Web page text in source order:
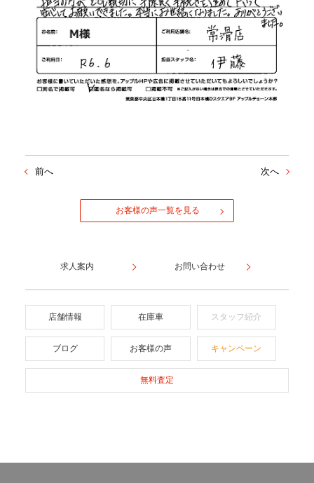
前へ 次へ
お客様の声一覧を見る
求人案内 お問い合わせ
店舗情報 在庫車 スタッフ紹介
ブログ お客様の声 キャンペーン
無料査定